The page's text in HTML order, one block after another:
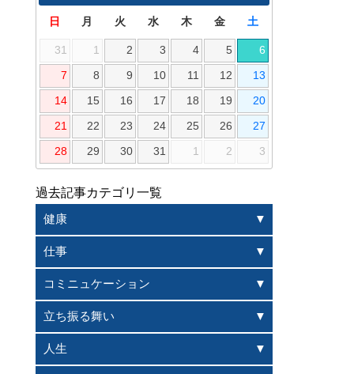
日 月 火 水 木 金 土
31 1 2 3 4 5 6
7 8 9 10 11 12 13
14 15 16 17 18 19 20
21 22 23 24 25 26 27
28 29 30 31 1 2 3
過去記事カテゴリ一覧
健康
仕事
コミニュケーション
立ち振る舞い
人生